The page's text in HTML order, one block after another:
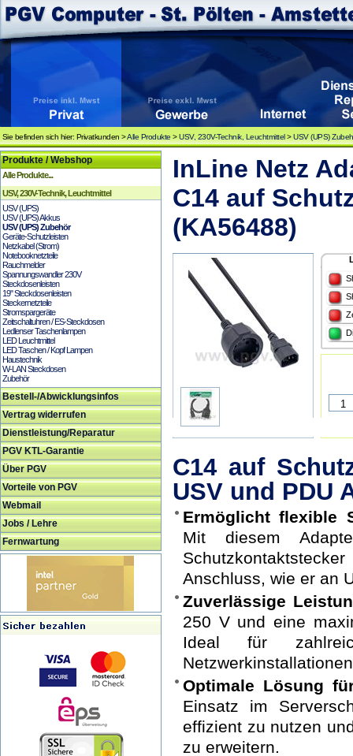
Sie befinden sich hier: Privatkunden >Alle Produkte >USV, 230V-Technik, Leuchtmittel>USV (UPS)
Produkte / Webshop
Alle Produkte...
USV, 230V-Technik, Leuchtmittel
USV (UPS)
USV (UPS) Akkus
USV (UPS) Zubehör
Geräte-Schutzleisten
Netzkabel (Strom)
Notebooknetzteile
Rauchmelder
Spannungswandler 230V
Steckdosenleisten
19" Steckdosenleisten
Steckernetzteile
Stromspargeräte
Zeitschaltuhren / ES-Steckdosen
Ledlenser Taschenlampen
LED Leuchtmittel
LED Taschen / Kopf Lampen
Haustechnik
W-LAN Steckdosen
Zubehör
Bestell-/Abwicklungsinfos
Vertrag widerrufen
Dienstleistung/Reparatur
PGV KTL-Garantie
Über PGV
Vorteile von PGV
Webmail
Jobs / Lehre
Fernwartung
InLine Netz
C14 auf
(KA56488)
C14 auf
USV und PDU
Ermöglicht flexible
Mit diesem
Anschluss, wie er an
Zuverlässige
250 V und eine
Ideal für
Optimale Lösung
Einsatz im
effizient zu nutzen
zu erweitern.